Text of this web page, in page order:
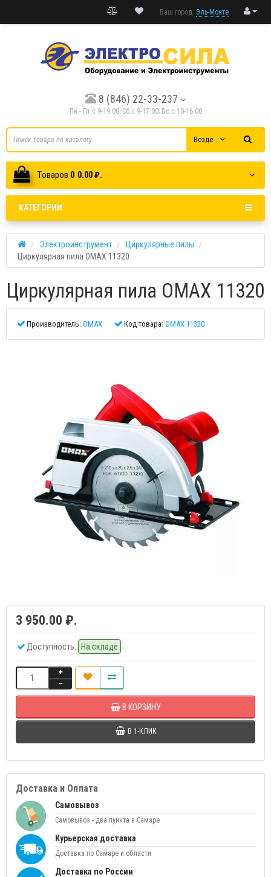
Ваш город: Эль-Монте
8 (846) 22-33-237
Пн - Пт с 9-19:00; Cб с 9-17:00; Вс с 10-16:00
Везде
Tоваров 0 0.00 ₽.
КАТЕГОРИИ
Электроинструмент
Циркулярные пилы
Циркулярная пила OMAX 11320
Циркулярная пила OMAX 11320
Производитель: OMAX Код товара: OMAX 11320
3 950.00 ₽.
Доступность: На складе
В КОРЗИНУ
В 1-КЛИК
Доставка и Оплата
Самовывоз
Самовывоз - два пункта в Самаре
Курьерская доставка
Доставка по Самаре и области
Доставка по России